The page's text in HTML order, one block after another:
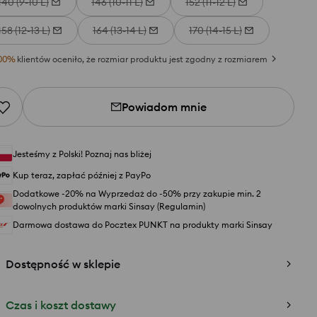
(12-13 L) 164 (13-14 L) 170 (14-15 L)
% klientów oceniło, że rozmiar produktu jest zgodny z rozmiarem
Powiadom mnie
Jesteśmy z Polski! Poznaj nas bliżej
Kup teraz, zapłać później z PayPo
Dodatkowe -20% na Wyprzedaż do -50% przy zakupie min. 2
dowolnych produktów marki Sinsay (Regulamin)
Darmowa dostawa do Pocztex PUNKT na produkty marki Sinsay
Dostępność w sklepie
Czas i koszt dostawy